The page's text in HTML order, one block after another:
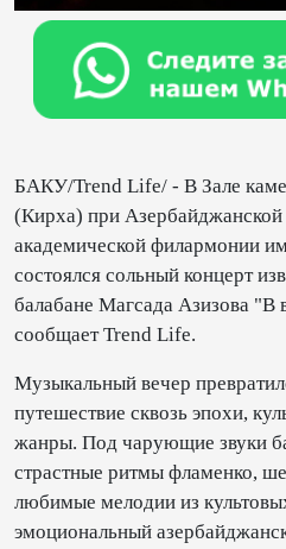
БАКУ/Trend Life/ - В Зале
(Кирха) при Азербайджанской
академической филармонии
состоялся сольный концерт
балабане Магсада Азизова "В
сообщает Trend Life.
Музыкальный вечер
путешествие сквозь эпохи,
жанры. Под чарующие звуки
страстные ритмы фламенко,
любимые мелодии из
эмоциональный